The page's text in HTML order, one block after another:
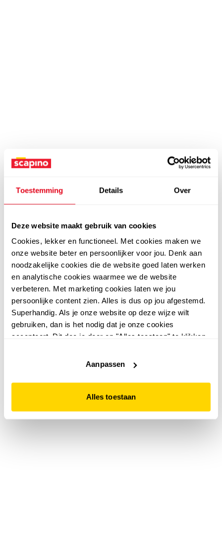
Toestemming Details Over
Deze website maakt gebruik van cookies
Cookies, lekker en functioneel. Met cookies maken we
onze website beter en persoonlijker voor jou. Denk aan
noodzakelijke cookies die de website goed laten werken
en analytische cookies waarmee we de website
verbeteren. Met marketing cookies laten we jou
persoonlijke content zien. Alles is dus op jou afgestemd.
Superhandig. Als je onze website op deze wijze wilt
gebruiken, dan is het nodig dat je onze cookies
accepteert. Dit doe je door op "Alles toestaan" te klikken.
website niet optimaal functioneert.
Aanpassen
Alles toestaan